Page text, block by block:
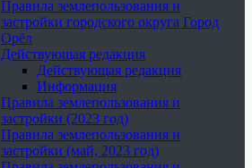
Правила землепользования и
застройки городского округа Город
Орёл
Действующая редакция
Действующая редакция
Информация
Правила землепользования и
застройки (2023 год)
Правила землепользования и
застройки (май, 2023 год)